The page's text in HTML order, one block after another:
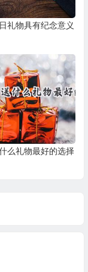
礼物具有纪念意义
么礼物最好的选择